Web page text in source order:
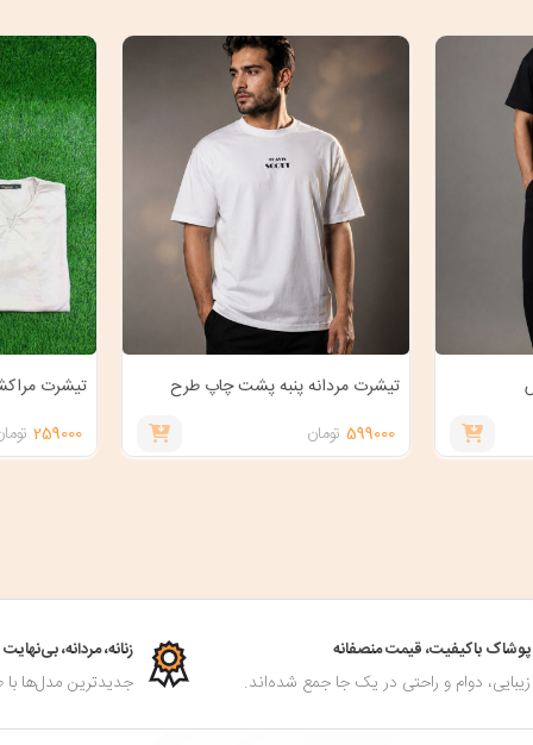
تیشرت مردانه پنبه پشت چاپ طرح
SCOTT
599000 تومان
تیشرت
259000
پوشاک باکیفیت، قیمت منصفانه
زیبایی، دوام و راحتی در یک جا جمع شده‌اند.
زنانه، مردانه،
جدیدترین مدل‌ها با